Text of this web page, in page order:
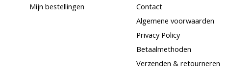
Mijn bestellingen
Contact
Algemene voorwaarden
Privacy Policy
Betaalmethoden
Verzenden & retourneren